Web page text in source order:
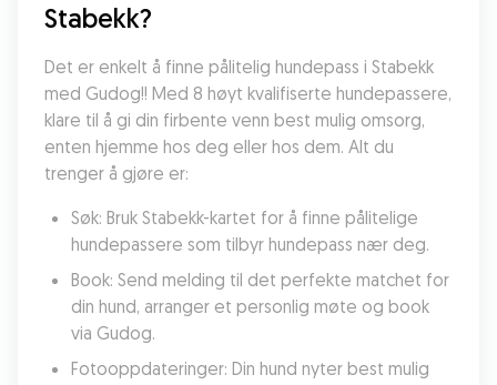
Stabekk?
Det er enkelt å finne pålitelig hundepass i Stabekk
med Gudog!! Med 8 høyt kvalifiserte hundepassere,
klare til å gi din firbente venn best mulig omsorg,
enten hjemme hos deg eller hos dem. Alt du
trenger å gjøre er:
Søk: Bruk Stabekk-kartet for å finne pålitelige
hundepassere som tilbyr hundepass nær deg.
Book: Send melding til det perfekte matchet for
din hund, arranger et personlig møte og book
via Gudog.
Fotooppdateringer: Din hund nyter best mulig